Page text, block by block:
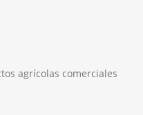
agrícolas comerciales